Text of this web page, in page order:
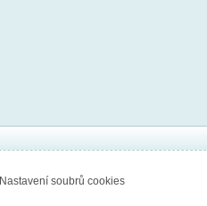
Nastavení soubrů cookies